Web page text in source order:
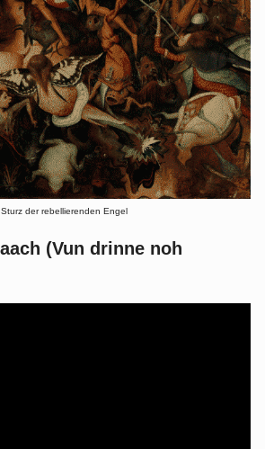
der rebellierenden Engel
(Vun drinne noh